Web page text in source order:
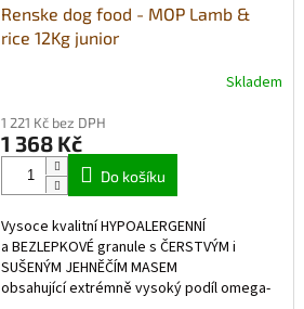
R
Renske dog food - MOP Lamb &
rice 12Kg junior
produktu
je
hvězdiček.
Skladem
1 221 Kč bez DPH
1 368 Kč
Do košíku
Vysoce kvalitní HYPOALERGENNÍ
a BEZLEPKOVÉ granule s ČERSTVÝM i
SUŠENÝM JEHNĚČÍM MASEM
obsahující extrémně vysoký podíl omega-